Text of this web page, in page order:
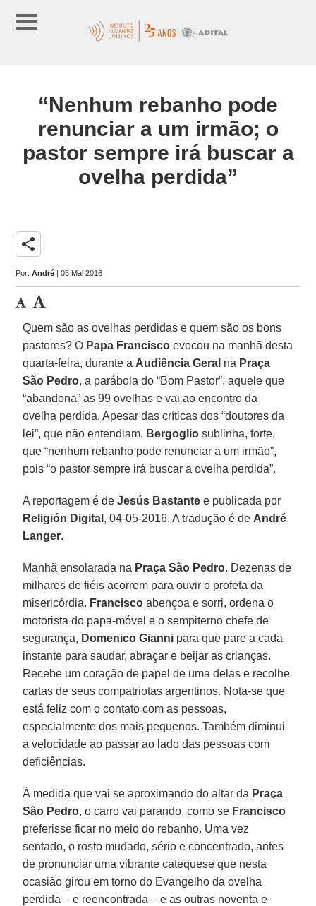
“Nenhum rebanho pode
renunciar a um irmão; o
pastor sempre irá buscar a
ovelha perdida”
share
Por:André | 05 Mai 2016
Quem são as ovelhas perdidas e quem são os bons
pastores? O Papa Francisco evocou na manhã desta
quarta-feira, durante a Audiência Geral na Praça
São Pedro, a parábola do “Bom Pastor”, aquele que
“abandona” as 99 ovelhas e vai ao encontro da
ovelha perdida. Apesar das críticas dos “doutores da
lei”, que não entendiam, Bergoglio sublinha, forte,
que “nenhum rebanho pode renunciar a um irmão”,
pois “o pastor sempre irá buscar a ovelha perdida”.
A reportagem é deJesús Bastante e publicada por
Religión Digital , 04-05-2016. A tradução é de André
Langer.
Manhã ensolarada na Praça São Pedro. Dezenas de
milhares de fiéis acorrem para ouvir o profeta da
misericórdia. Francisco abençoa e sorri, ordena o
motorista do papa-móvel e o sempiterno chefe de
segurança, Domenico Gianni para que pare a cada
instante para saudar, abraçar e beijar as crianças.
Recebe um coração de papel de uma delas e recolhe
cartas de seus compatriotas argentinos. Nota-se que
está feliz com o contato com as pessoas,
especialmente dos mais pequenos. Também diminui
a velocidade ao passar ao lado das pessoas com
deficiências.
À medida que vai se aproximando do altar da Praça
São Pedro, o carro vai parando, como se Francisco
preferisse ficar no meio do rebanho. Uma vez
sentado, o rosto mudado, sério e concentrado, antes
de pronunciar uma vibrante catequese que nesta
ocasião girou em torno do Evangelho da ovelha
perdida – e reencontrada – e as outras noventa e